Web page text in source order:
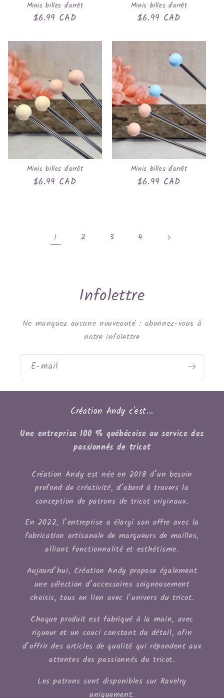
Minis billes d'arrêt
Prix
$6.99 CAD
Minis billes d'arrêt
Prix
$6.99 CAD
Minis billes d'arrêt
Prix
$6.99 CAD
Minis billes d'arrêt
Prix
$6.99 CAD
1 2 3 4
Infolettre
Ne manquez aucune nouveauté : abonnez-vous à
notre infolettre
E-mail
Création Andy c'est...
Une entreprise 100 % québécoise au service des
passionnés de tricot
Création Andy est née en 2018 d’un besoin
profond de créativité, d’abord à travers la
conception de patrons de tricot originaux.
En 2022, l’entreprise a élargi son offre avec la
fabrication artisanale de marqueurs de mailles,
alliant fonctionnalité et esthétisme.
Aujourd’hui, Création Andy propose également
une sélection d’accessoires soigneusement
choisis, tous en lien avec l’univers du tricot.
Chaque produit est fabriqué à la main, avec
rigueur et un souci constant du détail, afin
d’offrir des articles de qualité qui répondent aux
attentes des passionnés du tricot.
Les patrons sont disponibles sur Ravelry
uniquement.